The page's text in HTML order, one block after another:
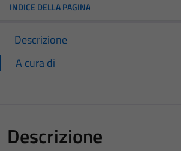
INDICE DELLA PAGINA
Descrizione
A cura di
Descrizione